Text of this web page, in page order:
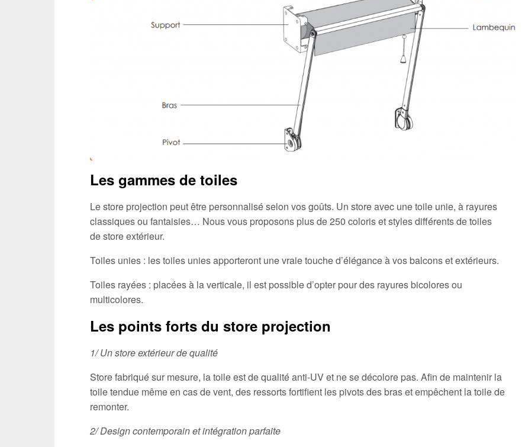
Les gammes de toiles
Le store projection peut être personnalisé selon vos goûts. Un store avec une toile unie, à rayures
classiques ou fantaisies… Nous vous proposons plus de 250 coloris et styles différents de toiles
de store extérieur.
Toiles unies : les toiles unies apporteront une vraie touche d’élégance à vos balcons et extérieurs.
Toiles rayées : placées à la verticale, il est possible d’opter pour des rayures bicolores ou
multicolores.
Les points forts du store projection
1/ Un store extérieur de qualité
Store fabriqué sur mesure, la toile est de qualité anti-UV et ne se décolore pas. Afin de maintenir la
toile tendue même en cas de vent, des ressorts fortifient les pivots des bras et empêchent la toile de
remonter.
2/ Design contemporain et intégration parfaite